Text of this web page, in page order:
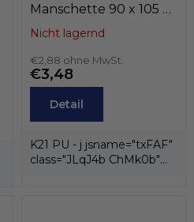
Manschette 90 x 105 x
12 K21-090/7 PU ,
Nicht lagernd
€2,88 ohne MwSt.
€3,48
Detail
K21 PU - j jsname="txFAF"
class="JLqJ4b ChMk0b"